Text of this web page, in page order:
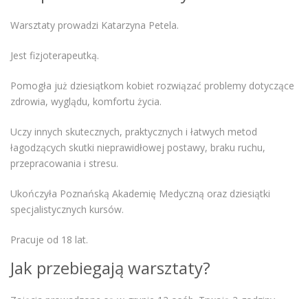
Warsztaty prowadzi Katarzyna Petela.
Jest fizjoterapeutką.
Pomogła już dziesiątkom kobiet rozwiązać problemy dotyczące
zdrowia, wyglądu, komfortu życia.
Uczy innych skutecznych, praktycznych i łatwych metod
łagodzących skutki nieprawidłowej postawy, braku ruchu,
przepracowania i stresu.
Ukończyła Poznańską Akademię Medyczną oraz dziesiątki
specjalistycznych kursów.
Pracuje od 18 lat.
Jak przebiegają warsztaty?